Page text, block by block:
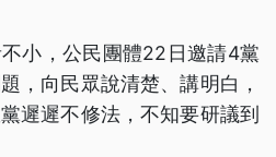
小，公民團體22日邀請4黨
，向民眾說清楚、講明白，
遲遲不修法，不知要研議到